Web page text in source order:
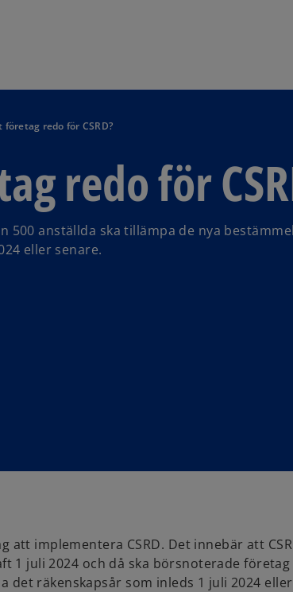
företag redo för CSRD?
redo för
500 anställda ska tillämpa de nya
eller senare.
att implementera CSRD. Det innebär att
1 juli 2024 och då ska börsnoterade
det räkenskapsår som inleds 1 juli 2024